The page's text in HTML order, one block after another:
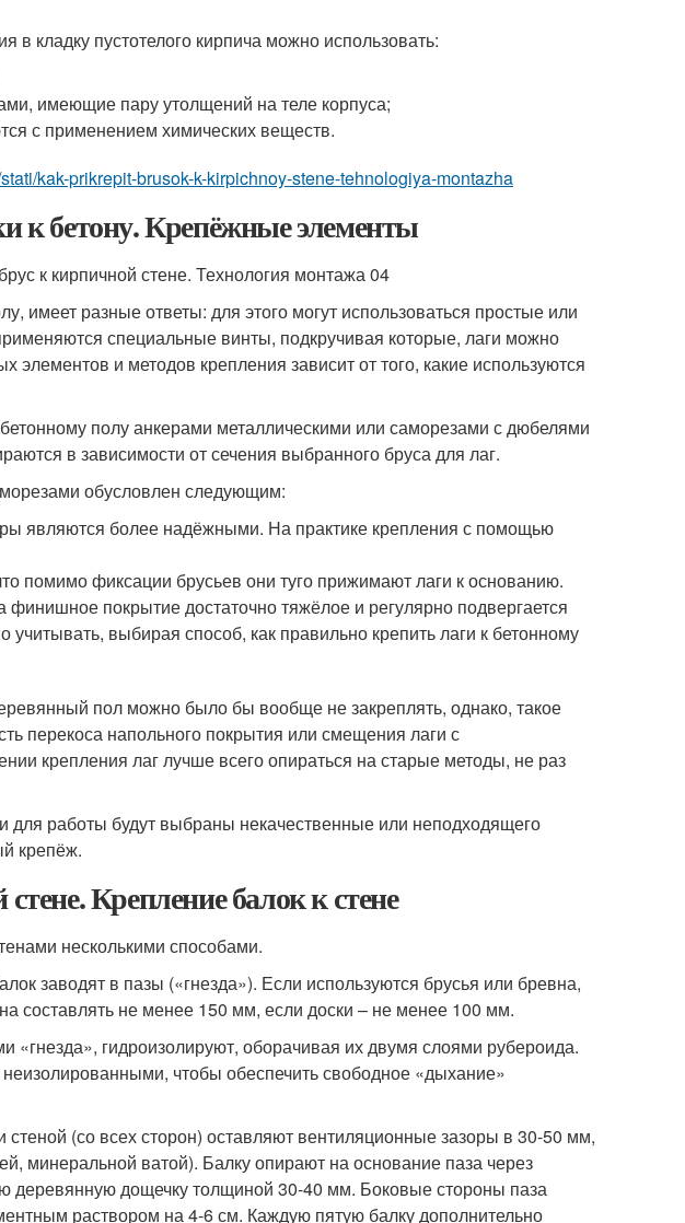
в кладку пустотелого кирпича можно использовать:
имеющие пару утолщений на теле корпуса;
с применением химических веществ.
kak-prikrepit-brusok-k-kirpichnoy-stene-tehnologiya-montazha
к бетону. Крепёжные элементы
имеет разные ответы: для этого могут использоваться простые или
специальные винты, подкручивая которые, лаги можно
и методов крепления зависит от того, какие используются
полу анкерами металлическими или саморезами с дюбелями
в зависимости от сечения выбранного бруса для лаг.
обусловлен следующим:
являются более надёжными. На практике крепления с помощью
помимо фиксации брусьев они туго прижимают лаги к основанию.
покрытие достаточно тяжёлое и регулярно подвергается
выбирая способ, как правильно крепить лаги к бетонному
пол можно было бы вообще не закреплять, однако, такое
перекоса напольного покрытия или смещения лаги с
крепления лаг лучше всего опираться на старые методы, не раз
для работы будут выбраны некачественные или неподходящего
крепёж.
Крепление балок к стене
несколькими способами.
заводят в пазы («гнезда»). Если используются брусья или бревна,
составлять не менее 150 мм, если доски – не менее 100 мм.
«гнезда», гидроизолируют, оборачивая их двумя слоями рубероида.
неизолированными, чтобы обеспечить свободное «дыхание»
(со всех сторон) оставляют вентиляционные зазоры в 30-50 мм,
минеральной ватой). Балку опирают на основание паза через
деревянную дощечку толщиной 30-40 мм. Боковые стороны паза
раствором на 4-6 см. Каждую пятую балку дополнительно